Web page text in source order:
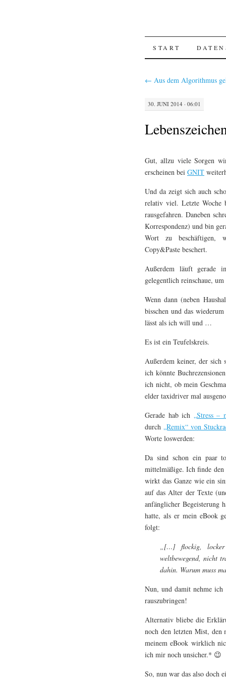
SKIP
START
← Aus dem Algorithmus
30. JUNI 2014 · 06:01
Gut, allzu viele Sorgen
erscheinen bei GNIT
Und da zeigt sich auch
relativ viel. Letzte Woche
rausgefahren. Daneben
Korrespondenz) und bin
Wort zu beschäftigen,
Copy&Paste beschert.
Außerdem läuft gerade
gelegentlich reinschaue,
Wenn dann (neben
bisschen und das
lässt als ich will und …
Es ist ein Teufelskreis.
Außerdem keiner, der sich
ich könnte
ich nicht, ob mein
elder taxidriver mal
Gerade hab ich „Stress –
durch „Remix“ von
Worte loswerden:
Da sind schon ein paar
mittelmäßige. Ich finde
wirkt das Ganze wie ein
auf das Alter der Texte
anfänglicher Begeisterung
hatte, als er mein eBook
folgt:
„[…] flockig,
weltbewegend, nicht
dahin. Warum muss
Nun, und damit nehme
rauszubringen!
Alternativ bliebe die
noch den letzten Mist, den
meinem eBook wirklich
ich mir noch unsicher.* 😉
So, nun war das also doch